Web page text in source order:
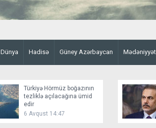
Dünya Hadisə Güney Azərbaycan Mədəniyyət
Türkiyə Hörmüz boğazının
tezliklə açılacağına ümid
edir
6 Avqust 14:47